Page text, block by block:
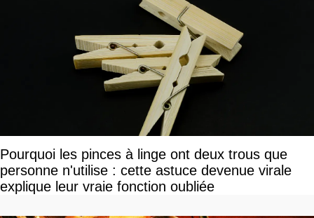
Pourquoi les pinces à linge ont deux trous que
personne n'utilise : cette astuce devenue virale
explique leur vraie fonction oubliée